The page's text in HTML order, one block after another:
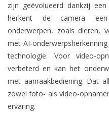
zijn geëvolueerd dankzij
herkent de camera een
onderwerpen, zoals dieren,
met AI-
technologie. Voor video-
verbeterd en kan het
met aanraakbediening. Dat
zowel foto- als video-
ervaring.